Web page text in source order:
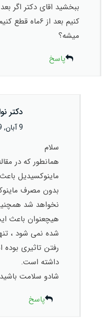
ببخشید اقای دکتر اگر
کنیم بعد از
میشه؟
پاسخ
دکتر
9 آبان, 1399 در 6:33 ق.ظ
سلام
همانطور که در
ماینوکسیدیل
بدون مصرف
نخواهد شد
هیچعنوان باعث
شده نمی شود ،
رفتن تاثیری
داشته است.
شادو سلامت باشید
پاسخ